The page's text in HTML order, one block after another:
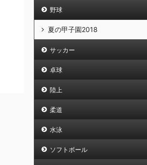
野球
夏の甲子園2018
サッカー
卓球
陸上
柔道
水泳
ソフトボール